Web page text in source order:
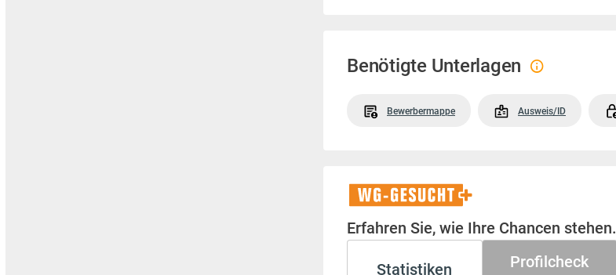
Benötigte Unterlagen
Bewerbermappe Ausweis/ID
WG-
Gesucht+
Erfahren Sie, wie Ihre Chancen stehen.
Statistiken Profilcheck